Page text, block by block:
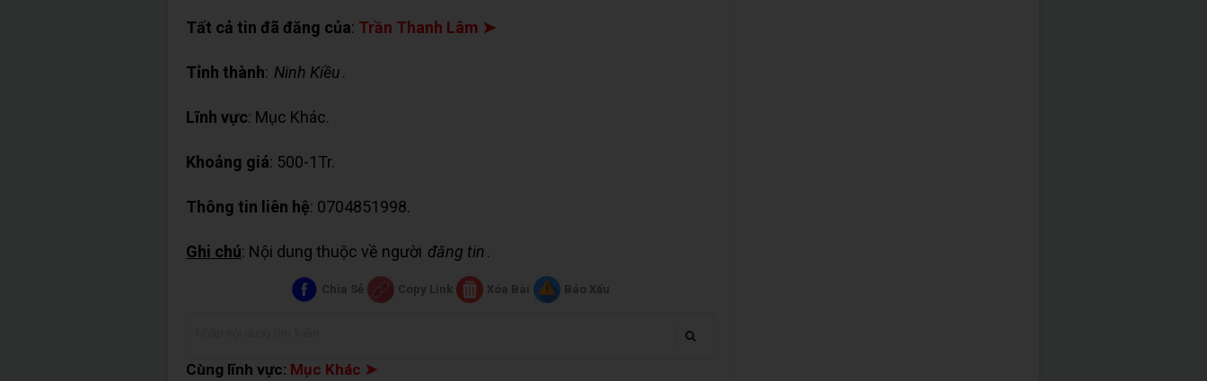
Tất cả tin đã đăng của: Trần Thanh Lâm ➤
Tỉnh thành: Ninh Kiều.
Lĩnh vực: Mục Khác.
Khoảng giá: 500-1Tr.
Thông tin liên hệ: 0704851998.
Ghi chú: Nội dung thuộc về người đăng tin.
Chia Sẻ Copy Link Xóa Bài Báo Xấu
Cùng lĩnh vực: Mục Khác ➤